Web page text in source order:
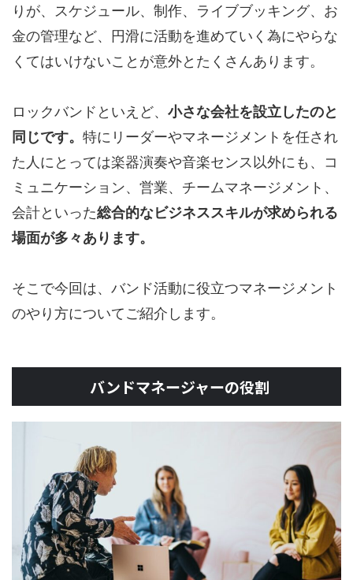
りが、スケジュール、制作、ライブブッキング、お
金の管理など、円滑に活動を進めていく為にやらな
くてはいけないことが意外とたくさんあります。
ロックバンドといえど、 小さな会社を設立したのと
同じです。 特にリーダーやマネージメントを任され
た人にとっては楽器演奏や音楽センス以外にも、コ
ミュニケーション、営業、チームマネージメント、
会計といった総合的なビジネススキルが求められる
場面が多々あります。
そこで今回は、バンド活動に役立つマネージメント
のやり方についてご紹介します。
バンドマネージャーの役割